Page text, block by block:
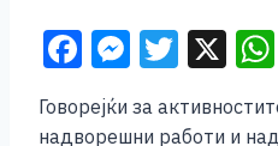
F
c
M
ss
T
tt
X
Говорејќи за
надворешни работи и